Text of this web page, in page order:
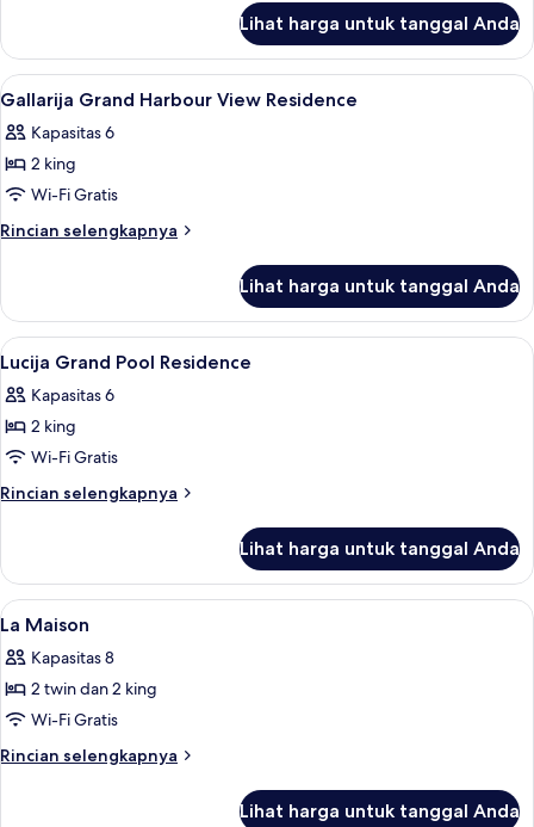
Plunge
Pool
Presidential
Harbour
View
Residence
with
Plunge
Lihat harga untuk tanggal Anda
Lihat
semua
foto
untuk
Gallarija
Grand
Residence
Gallarija Grand Harbour View
6
Gallarija Grand Harbour View Residence
Kapasitas 6
2 king
Wi-Fi Gratis
Rincian selengkapnya
Rincian
Gallarija
Grand
Harbour
View
Residence
Lihat harga untuk tanggal Anda
Lihat
semua
foto
untuk
Lucija
Grand
Seprai premium, minibar, brankas,
5
Lucija Grand Pool Residence
Kapasitas 6
2 king
Wi-Fi Gratis
Rincian selengkapnya
Rincian
Lucija
Grand
Pool
Lihat harga untuk tanggal Anda
Lihat
semua
foto
untuk
La
Maison
La Maison | Seprai premium,
13
La Maison
Kapasitas 8
2 twin dan 2 king
Wi-Fi Gratis
Rincian selengkapnya
Rincian
Lihat harga untuk tanggal Anda